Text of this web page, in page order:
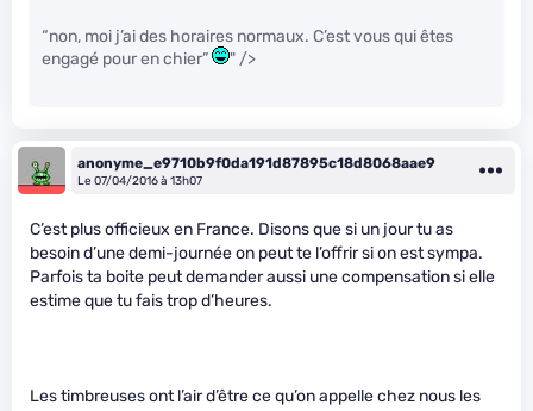
“non, moi j’ai des horaires normaux. C’est vous qui êtes
engagé pour en chier”
" />
anonyme_e9710b9f0da191d87895c18d8068aae9
Le 07/04/2016 à 13h07
C’est plus officieux en France. Disons que si un jour tu as
besoin d’une demi-journée on peut te l’offrir si on est sympa.
Parfois ta boite peut demander aussi une compensation si elle
estime que tu fais trop d’heures.
Les timbreuses ont l’air d’être ce qu’on appelle chez nous les